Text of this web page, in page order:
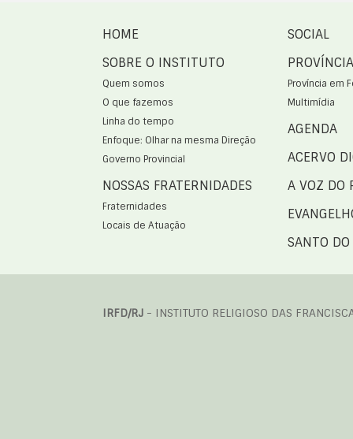
HOME
SOBRE O INSTITUTO
Quem somos
O que fazemos
Linha do tempo
Enfoque: Olhar na mesma Direção
Governo Provincial
NOSSAS FRATERNIDADES
Fraternidades
Locais de Atuação
SOCIAL
Província em
Multimídia
AGENDA
ACERVO
A VOZ DO
SANTO
IRFD/RJ - INSTITUTO RELIGIOSO DAS